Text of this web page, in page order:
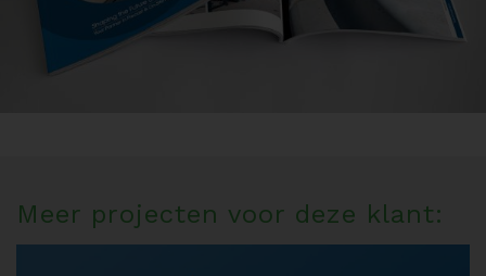
Meer projecten voor deze klant: